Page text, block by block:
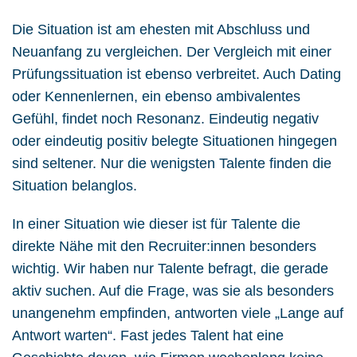
Die Situation ist am ehesten mit Abschluss und
Neuanfang zu vergleichen. Der Vergleich mit einer
Prüfungssituation ist ebenso verbreitet. Auch Dating
oder Kennenlernen, ein ebenso ambivalentes
Gefühl, findet noch Resonanz. Eindeutig negativ
oder eindeutig positiv belegte Situationen hingegen
sind seltener. Nur die wenigsten Talente finden die
Situation belanglos.
In einer Situation wie dieser ist für Talente die
direkte Nähe mit den Recruiter:innen besonders
wichtig. Wir haben nur Talente befragt, die gerade
aktiv suchen. Auf die Frage, was sie als besonders
unangenehm empfinden, antworten viele „Lange auf
Antwort warten“. Fast jedes Talent hat eine